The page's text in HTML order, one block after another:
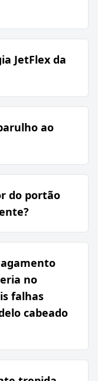
JetFlex da
ao
do portão
no
falhas
cabeado